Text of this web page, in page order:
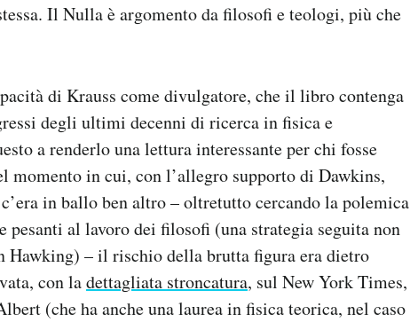
Il Nulla è argomento da filosofi e teologi, più che
di Krauss come divulgatore, che il libro contenga
degli ultimi decenni di ricerca in fisica e
a renderlo una lettura interessante per chi fosse
momento in cui, con l’allegro supporto di Dawkins,
in ballo ben altro – oltretutto cercando la polemica
al lavoro dei filosofi (una strategia seguita non
Hawking) – il rischio della brutta figura era dietro
con ladettagliata stroncatura, sul New York Times,
(che ha anche una laurea in fisica teorica, nel caso